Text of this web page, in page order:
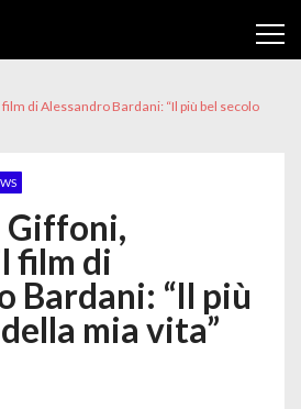
di Alessandro Bardani: “Il più bel secolo
Giffoni,
film di
Bardani: “Il più
mia vita”